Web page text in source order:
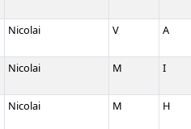
Nicolai V A
Nicolai M I
Nicolai M H